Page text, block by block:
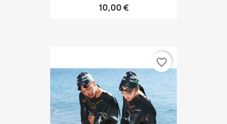
10,00 €
favorite_border